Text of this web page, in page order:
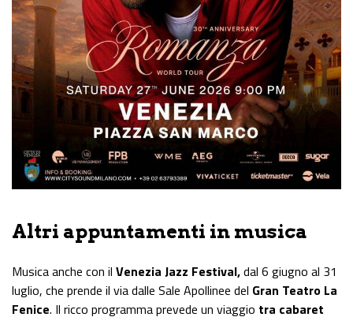
Altri appuntamenti in musica
Musica anche con il Venezia Jazz Festival,dal 6 giugno al 31
luglio, che prende il via dalle Sale Apollinee del Gran Teatro La
Fenice. Il ricco programma prevede un viaggio tra cabaret